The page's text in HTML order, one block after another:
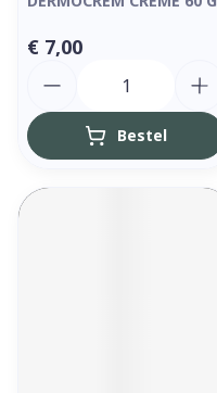
€ 7,00
Bestel